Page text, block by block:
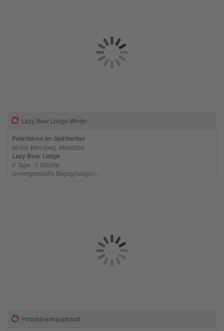
Lazy Bear Lodge Winter
Polarbären im Spätherbst
ab/bis Winnipeg, Manitoba
Lazy Bear Lodge
6 Tage / 5 Nächte
Unvergessliche Begegnungen...
Polarbärenhauptstadt